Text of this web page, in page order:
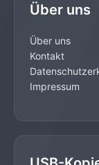
Über uns
Über uns
Kontakt
Impressum